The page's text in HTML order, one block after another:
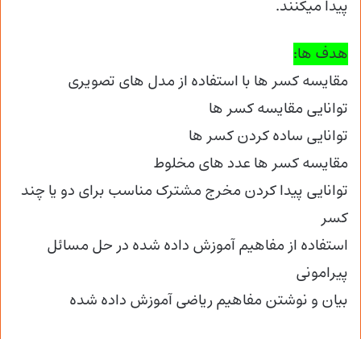
پیدا میکنند.
هدف ها:
مقایسه کسر ها با استفاده از مدل های تصویری
توانایی مقایسه کسر ها
توانایی ساده کردن کسر ها
مقایسه کسر ها عدد های مخلوط
توانایی پیدا کردن مخرج مشترک مناسب برای دو یا چند
کسر
استفاده از مفاهیم آموزش داده شده در حل مسائل
پیرامونی
بیان و نوشتن مفاهیم ریاضی آموزش داده شده